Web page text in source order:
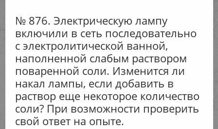
№ 876. Электрическую лампу
включили в сеть последовательно
с электролитической ванной,
наполненной слабым раствором
поваренной соли. Изменится ли
накал лампы, если добавить в
раствор еще некоторое количество
соли? При возможности проверить
свой ответ на опыте.